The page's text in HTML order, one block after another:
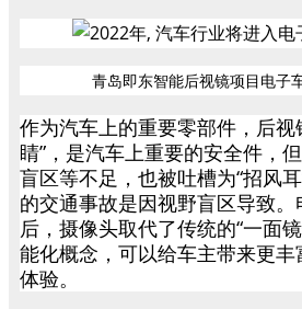
青岛即东智能后视镜项目电子
作为汽车上的重要零部件，后视
睛”，是汽车上重要的安全件，
盲区等不足，也被吐槽为“招风
的交通事故是因视野盲区导致
后，摄像头取代了传统的“一面
能化概念，可以给车主带来更
体验。